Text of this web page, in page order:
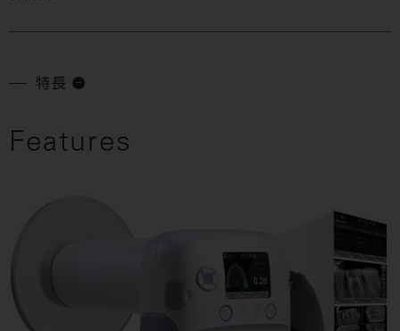
特長
Features